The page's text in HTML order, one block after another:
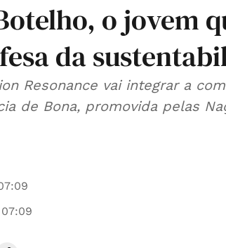
o jovem
da
Resonance vai integrar a
de Bona, promovida pelas